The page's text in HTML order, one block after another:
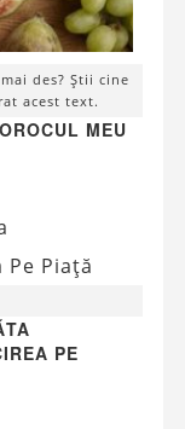
des? Știi cine
acest text.
MEU
PE